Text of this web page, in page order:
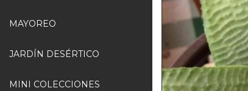
MAYOREO
JARDÍN DESÉRTICO
MINI COLECCIONES